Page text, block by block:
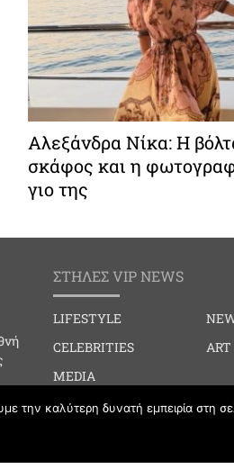
Αλεξάνδρα Νίκα: Η
σκάφος και η
γιο της
ΣΤΗΛΕΣ VIP NEWS
LIFESTYLE
CELEBRITIES
MEDIA
SOCIAL EVENTS
FASHION
ART
την καλύτερη δυνατή εμπειρία στη